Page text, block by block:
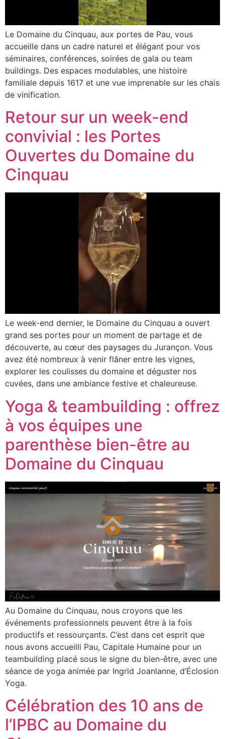
Le Domaine du Cinquau, aux portes de Pau, vous
accueille dans un cadre naturel et élégant pour vos
séminaires, conférences, soirées de gala ou team
buildings. Des espaces modulables, une histoire
familiale depuis 1617 et une vue imprenable sur les chais
de vinification.
Retour sur un week-end
convivial : les Portes
Ouvertes du Domaine du
Cinquau
Le week-end dernier, le Domaine du Cinquau a ouvert
grand ses portes pour un moment de partage et de
découverte, au cœur des paysages du Jurançon. Vous
avez été nombreux à venir flâner entre les vignes,
explorer les coulisses du domaine et déguster nos
cuvées, dans une ambiance festive et chaleureuse.
Yoga & teambuilding : offrez
à vos équipes une
parenthèse bien-être au
Domaine du Cinquau
Au Domaine du Cinquau, nous croyons que les
événements professionnels peuvent être à la fois
productifs et ressourçants. C’est dans cet esprit que
nous avons accueilli Pau, Capitale Humaine pour un
teambuilding placé sous le signe du bien-être, avec une
séance de yoga animée par Ingrid Joanlanne, d’Éclosion
Yoga.
Célébration des 10 ans de
l’IPBC au Domaine du